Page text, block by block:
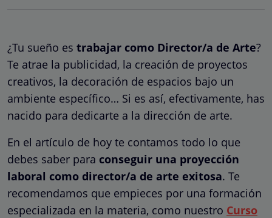
¿Tu sueño es trabajar como Director/a de Arte?
Te atrae la publicidad, la creación de proyectos
creativos, la decoración de espacios bajo un
ambiente específico… Si es así, efectivamente, has
nacido para dedicarte a la dirección de arte.
En el artículo de hoy te contamos todo lo que
debes saber para conseguir una proyección
laboral como director/a de arte exitosa. Te
recomendamos que empieces por una formación
especializada en la materia, como nuestro Curso